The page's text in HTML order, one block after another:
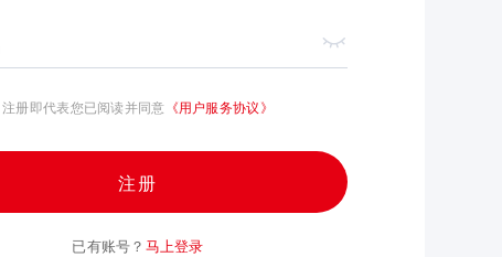
注册即代表您已阅读并同意 《用户服务协议》
注册
已有账号？ 马上登录